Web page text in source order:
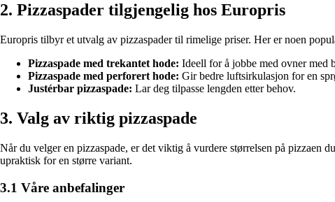
2. Pizzaspader tilgjengelig hos Europris
Europris tilbyr et utvalg av pizzaspader til rimelige priser. Her er noen
Pizzaspade med trekantet hode: Ideell for å jobbe med ovner med
Pizzaspade med perforert hode: Gir bedre luftsirkulasjon for en
Justérbar pizzaspade: Lar deg tilpasse lengden etter behov.
3. Valg av riktig pizzaspade
Når du velger en pizzaspade, er det viktig å vurdere størrelsen på pizzaen
upraktisk for en større variant.
3.1 Våre anbefalinger